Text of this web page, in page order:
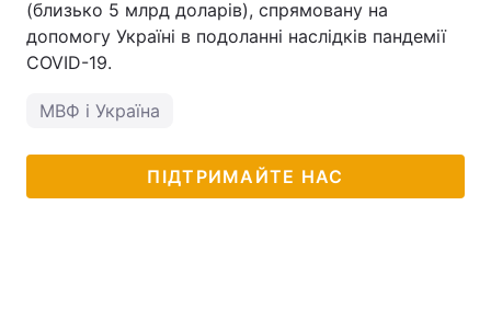
(близько 5 млрд доларів), спрямовану на
допомогу Україні в подоланні наслідків пандемії
COVID-19.
МВФ і Україна
ПІДТРИМАЙТЕ НАС